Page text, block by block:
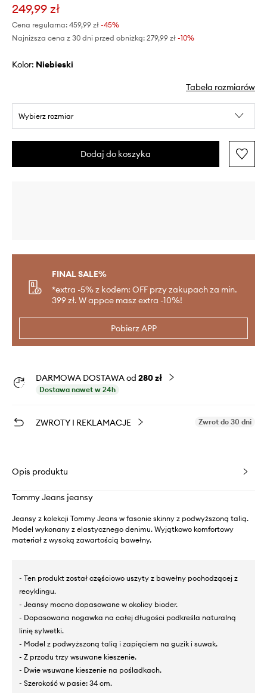
249,99 zł
Cena regularna: 459,99 zł -45%
Najniższa cena z 30 dni przed obniżką: 279,99 zł -10%
Kolor: niebieski
Tabela rozmiarów
Wybierz rozmiar
Dodaj do koszyka
FINAL SALE%
*extra -5% z kodem: OFF przy zakupach za min.
399 zł. W appce masz extra -10%!
Pobierz APP
DARMOWA DOSTAWA od 280 zł
Dostawa nawet w 24h
ZWROTY I REKLAMACJE Zwrot do 30 dni
Opis produktu
Tommy Jeans jeansy
Jeansy z kolekcji Tommy Jeans w fasonie skinny z podwyższoną talią.
Model wykonany z elastycznego denimu. Wyjątkowo komfortowy
materiał z wysoką zawartością bawełny.
- Ten produkt został częściowo uszyty z bawełny pochodzącej z
recyklingu.
- Jeansy mocno dopasowane w okolicy bioder.
- Dopasowana nogawka na całej długości podkreśla naturalną
linię sylwetki.
- Model z podwyższoną talią i zapięciem na guzik i suwak.
- Z przodu trzy wsuwane kieszenie.
- Dwie wsuwane kieszenie na pośladkach.
- Szerokość w pasie: 34 cm.